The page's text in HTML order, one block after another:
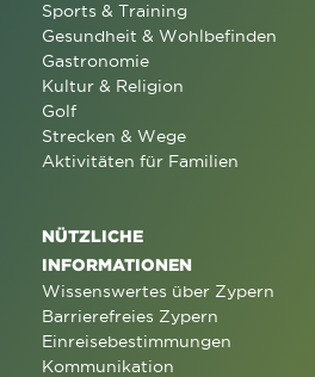
Sports & Training
Gesundheit & Wohlbefinden
Gastronomie
Kultur & Religion
Golf
Strecken & Wege
Aktivitäten für Familien
NÜTZLICHE
INFORMATIONEN
Wissenswertes über Zypern
Barrierefreies Zypern
Einreisebestimmungen
Kommunikation